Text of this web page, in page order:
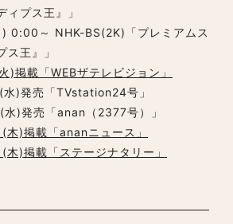
ィプス王』」
) 0:00～ NHK-BS(2K)「プレミアムス
ス王』」
)掲載「WEBザテレビジョン」
水)発売「TVstation24号」
水)発売「anan（2377号）」
木)掲載「ananニュース」
木)掲載「ステージナタリー」